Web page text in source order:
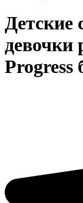
Детские
девочки
Progress